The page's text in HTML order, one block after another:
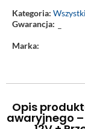
Kategoria:
Gwarancja: –
Marka:
Opis
awaryjnego –